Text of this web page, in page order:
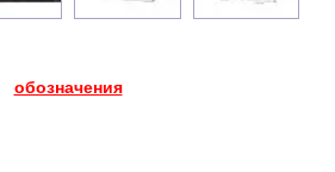
обозначения